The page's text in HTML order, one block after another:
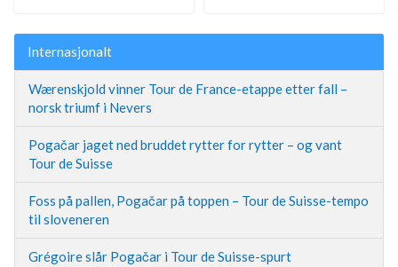
Internasjonalt
Wærenskjold vinner Tour de France-etappe etter fall –
norsk triumf i Nevers
Pogačar jaget ned bruddet rytter for rytter – og vant
Tour de Suisse
Foss på pallen, Pogačar på toppen – Tour de Suisse-tempo
til sloveneren
Grégoire slår Pogačar i Tour de Suisse-spurt